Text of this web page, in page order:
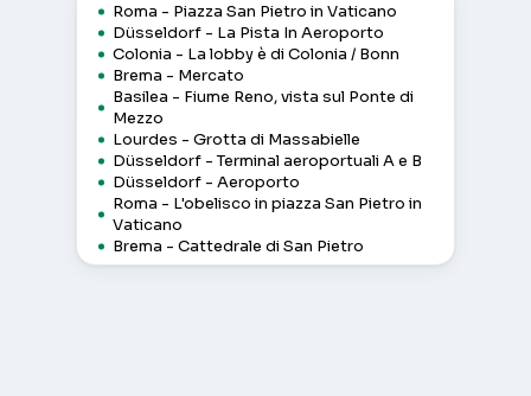
Roma - Piazza San Pietro in Vaticano
Düsseldorf - La Pista In Aeroporto
Colonia - La lobby è di Colonia / Bonn
Brema - Mercato
Basilea - Fiume Reno, vista sul Ponte di
Mezzo
Lourdes - Grotta di Massabielle
Düsseldorf - Terminal aeroportuali A e B
Düsseldorf - Aeroporto
Roma - L'obelisco in piazza San Pietro in
Vaticano
Brema - Cattedrale di San Pietro